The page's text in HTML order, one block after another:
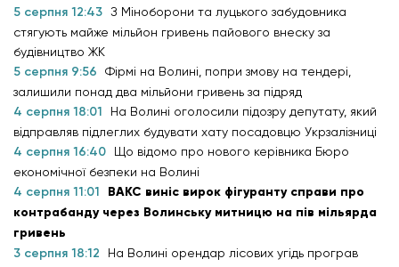
5 серпня 12:43 З Міноборони та луцького забудовника
стягують майже мільйон гривень пайового внеску за
будівництво ЖК
5 серпня 9:56
Фірмі на Волині, попри змову на тендері,
залишили понад два мільйони гривень за підряд
4 серпня 18:01
На Волині оголосили підозру депутату, який
відправляв підлеглих будувати хату посадовцю Укрзалізниці
4 серпня 16:40
Що відомо про нового керівника Бюро
економічної безпеки на Волині
4 серпня 11:01
ВАКС виніс вирок фігуранту справи про
контрабанду через Волинську митницю на пів мільярда
гривень
3 серпня 18:12
На Волині орендар лісових угідь програв